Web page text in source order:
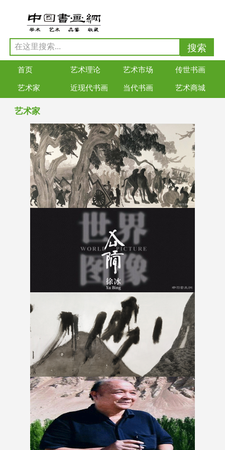
首页 艺术理论 艺术市场 传世书画
艺术家 近现代书画 当代书画 艺术商城
艺术家